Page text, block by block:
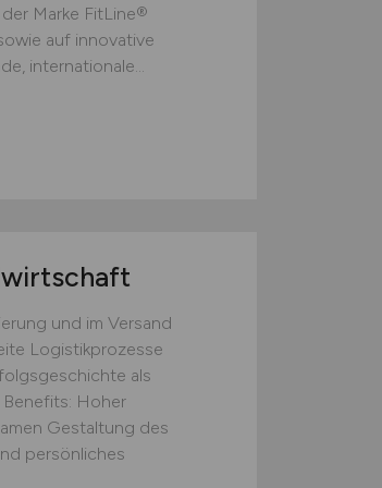
Marke FitLine®
auf innovative
internationale...
und im Versand
Logistikprozesse
als
Hoher
Gestaltung des
persönliches